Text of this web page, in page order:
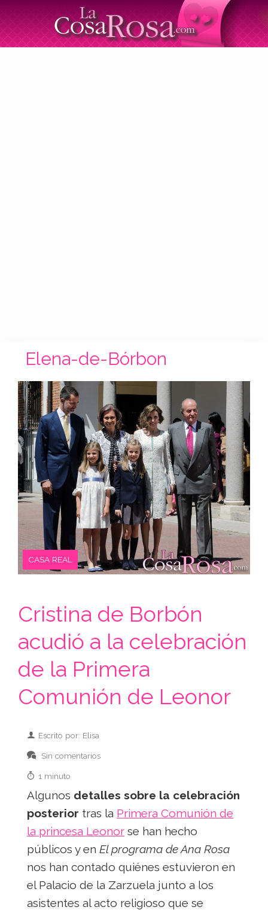
Elena-de-Bórbon
CASA REAL
Cristina de Borbón
acudió a la celebración
de la Primera
Comunión de Leonor
Escrito por: Elisa
Sin comentarios
1 minuto
Algunos detalles sobre la celebración
posterior tras la Primera Comunión de
la princesa Leonor se han hecho
públicos y en El programa de Ana Rosa
nos han contado quiénes estuvieron en
el Palacio de la Zarzuela junto a los
asistentes al acto religioso que se